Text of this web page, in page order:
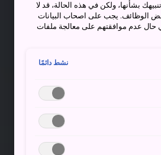
بشأنها، ولكن في هذه الحالة، قد لا
الوظائف. يجب على اصحاب البيانات
حال عدم موافقتهم على معالجة ملفات
نشط دائمًا